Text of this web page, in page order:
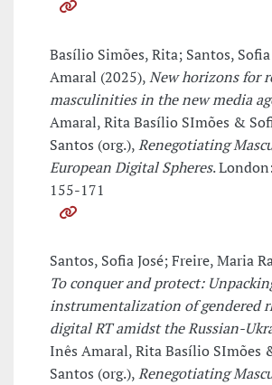
Basílio Simões, Rita; Santos,
Amaral (2025),New horizons for
masculinities in the new media
Amaral, Rita Basílio SImões &
Santos (org.),Renegotiating
European Digital Spheres.
155-171
Santos, Sofia José; Freire, Maria
To conquer and protect:
instrumentalization of gendered
digital RT amidst the Russian-
Inês Amaral, Rita Basílio SImões
Santos (org.),Renegotiating